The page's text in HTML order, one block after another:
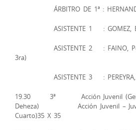
ÁRBITRO DE 1ª :
ASISTENTE 1 : GOMEZ,
ASISTENTE 2 :
3ra)
ASISTENTE 3 :
19.30 3ª Acción Juvenil
Deheza) Acción Juvenil –
Cuarto)35 X 35